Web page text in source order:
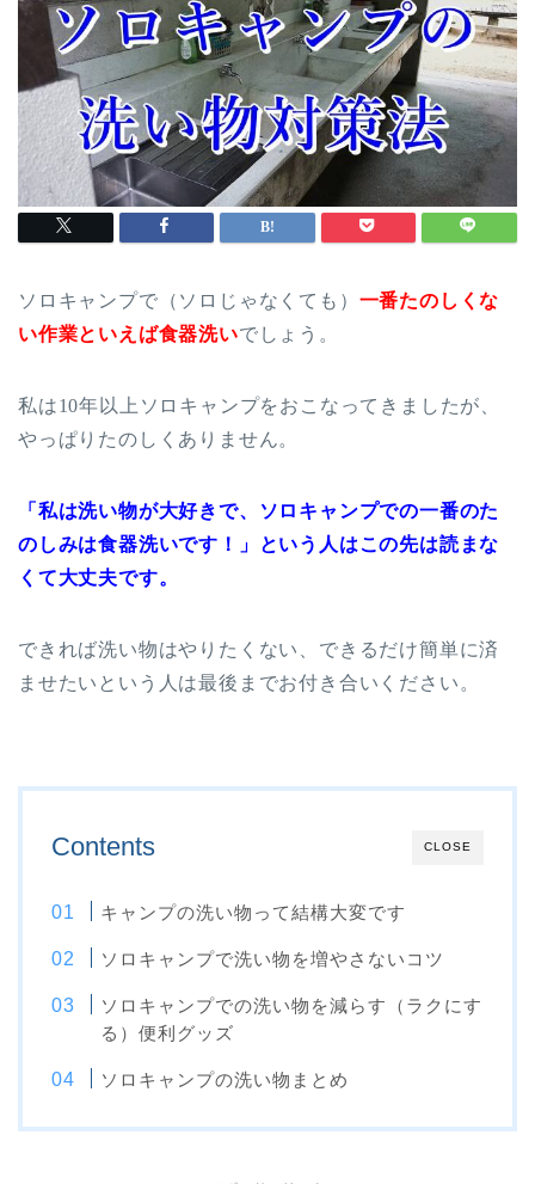
ソロキャンプで（ソロじゃなくても） 一番たのしくな
い作業といえば食器洗いでしょう。
私は10年以上ソロキャンプをおこなってきましたが、
やっぱりたのしくありません。
「私は洗い物が大好きで、ソロキャンプでの一番のた
のしみは食器洗いです！」という人はこの先は読まな
くて大丈夫です。
できれば洗い物はやりたくない、できるだけ簡単に済
ませたいという人は最後までお付き合いください。
CLOSE
Contents
キャンプの洗い物って結構大変です
ソロキャンプで洗い物を増やさないコツ
ソロキャンプでの洗い物を減らす（ラクにす
る）便利グッズ
ソロキャンプの洗い物まとめ